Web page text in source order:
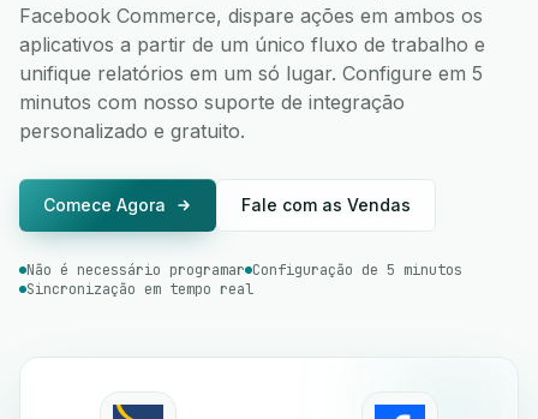
Facebook Commerce, dispare ações em ambos os
aplicativos a partir de um único fluxo de trabalho e
unifique relatórios em um só lugar. Configure em 5
minutos com nosso suporte de integração
personalizado e gratuito.
Comece Agora Fale com as Vendas
Não é necessário programar Configuração de 5 minutos
Sincronização em tempo real